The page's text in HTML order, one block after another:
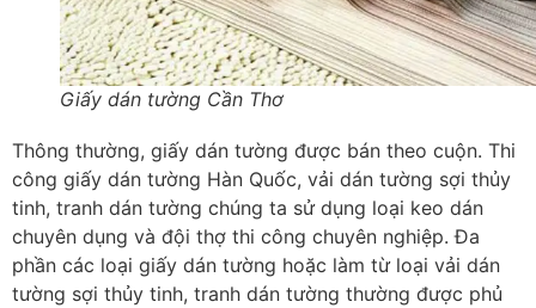
Giấy dán tường Cần Thơ
Thông thường, giấy dán tường được bán theo cuộn. Thi
công giấy dán tường Hàn Quốc, vải dán tường sợi thủy
tinh, tranh dán tường chúng ta sử dụng loại keo dán
chuyên dụng và đội thợ thi công chuyên nghiệp. Đa
phần các loại giấy dán tường hoặc làm từ loại vải dán
tường sợi thủy tinh, tranh dán tường thường được phủ